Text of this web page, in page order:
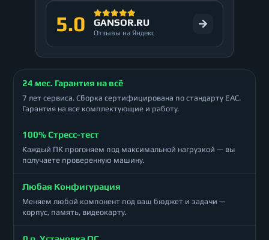
5.0 GANSOR.RU
Отзывы на Яндекс
24 мес. Гарантия на всё
7 лет сервиса. Сборка сертифицирована по стандарту ЕАС.
Гарантия на все комплектующие и работу.
100% Стресс-тест
Каждый ПК прогоняем под максимальной нагрузкой — вы
получаете проверенную машину.
Любая Конфигурация
Меняем любой компонент под ваш бюджет и задачи —
корпус, память, видеокарту.